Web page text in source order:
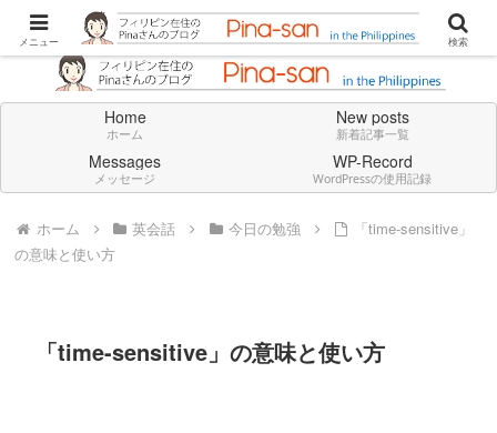
Don't think deeply. Feel always in English.
Home
ホーム
New posts
新着記事一覧
Messages
メッセージ
WP-Record
WordPressの使用記録
ホーム 英会話 今日の勉強
「time-sensitive」
の意味と使い方
「time-sensitive」の意味と使い方
メニュー 検索